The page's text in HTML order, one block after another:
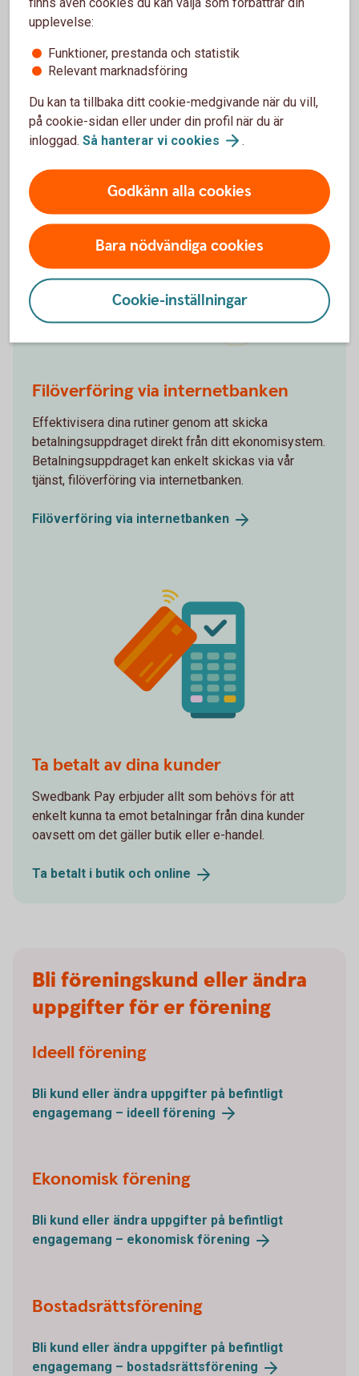
Betala leverantörer
Vi erbjuder smidiga betallösningar för både
svenska och internationella leverantörer via
Lösningar för smidigabetalningar
Filöverföring via internetbanken
Effektivisera dina rutiner genom att skicka
betalningsuppdraget direkt från ditt ekonomisystem.
Betalningsuppdraget kan enkelt skickas via vår
tjänst, filöverföring via internetbanken.
Filöverföring via internetbanken
Ta betalt av dina kunder
Swedbank Pay erbjuder allt som behövs för att
enkelt kunna ta emot betalningar från dina kunder
oavsett om det gäller butik eller e-handel.
Ta betalt i butik och online
Bli föreningskund eller ändra
uppgifter för er förening
Ideell förening
Bli kund eller ändra uppgifter på befintligt
engagemang – ideell förening
Ekonomisk förening
Bli kund eller ändra uppgifter på befintligt
engagemang – ekonomisk förening
Bostadsrättsförening
Bli kund eller ändra uppgifter på befintligt
engagemang – bostadsrättsförening
upplevelse:
Funktioner, prestanda och statistik
Relevant marknadsföring
Du kan ta tillbaka ditt cookie-medgivande när du vill,
på cookie-sidan eller under din profil när du är
inloggad. Så hanterar vi cookies .
Godkänn alla cookies
Bara nödvändiga cookies
Cookie-inställningar